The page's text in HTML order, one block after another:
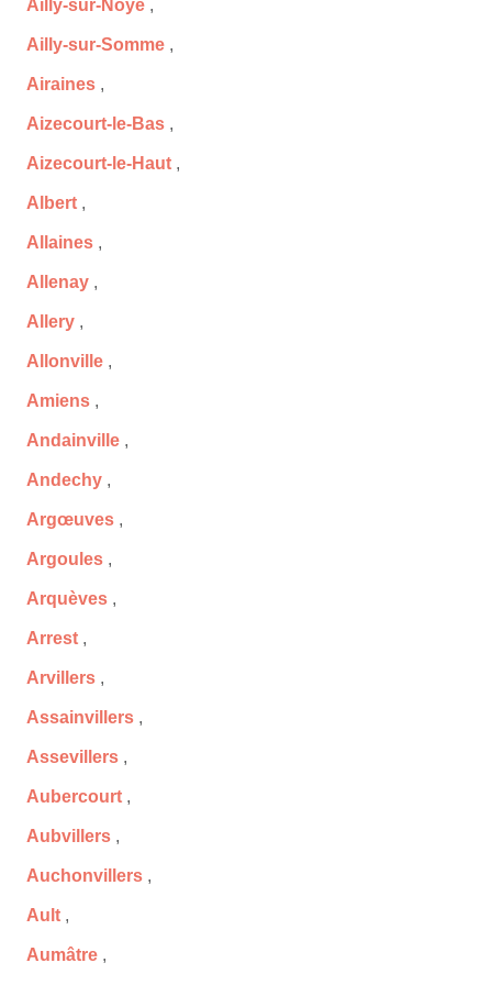
Ailly-sur-Noye ,
Ailly-sur-Somme ,
Airaines ,
Aizecourt-le-Bas ,
Aizecourt-le-Haut ,
Albert ,
Allaines ,
Allenay ,
Allery ,
Allonville ,
Amiens ,
Andainville ,
Andechy ,
Argœuves ,
Argoules ,
Arquèves ,
Arrest ,
Arvillers ,
Assainvillers ,
Assevillers ,
Aubercourt ,
Aubvillers ,
Auchonvillers ,
Ault ,
Aumâtre ,